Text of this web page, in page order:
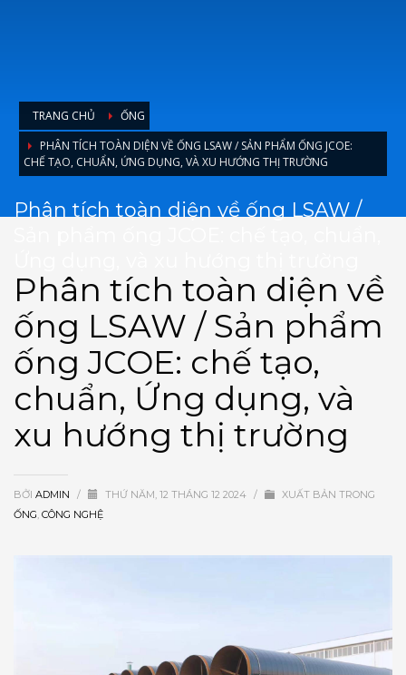
TRANG CHỦ
ỐNG
PHÂN TÍCH TOÀN DIỆN VỀ ỐNG LSAW / SẢN PHẨM ỐNG JCOE:
CHẾ TẠO, CHUẨN, ỨNG DỤNG, VÀ XU HƯỚNG THỊ TRƯỜNG
Phân tích toàn diện về ống LSAW /
Phân tích toàn diện về
ống LSAW / Sản phẩm
ống JCOE: chế tạo,
chuẩn, Ứng dụng, và
xu hướng thị trường
BỞI ADMIN / THỨ NĂM, 12 THÁNG 12 2024 /
XUẤT BẢN TRONG
ỐNG, CÔNG NGHỆ